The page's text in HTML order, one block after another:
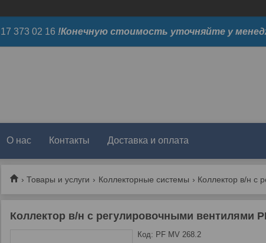
373 02 16 !Конечную стоимость уточняйте у
О нас Контакты Доставка и оплата
Товары и услуги Коллекторные системы
Коллектор в/н с регулировочными вентилями
Код: PF MV 268.2